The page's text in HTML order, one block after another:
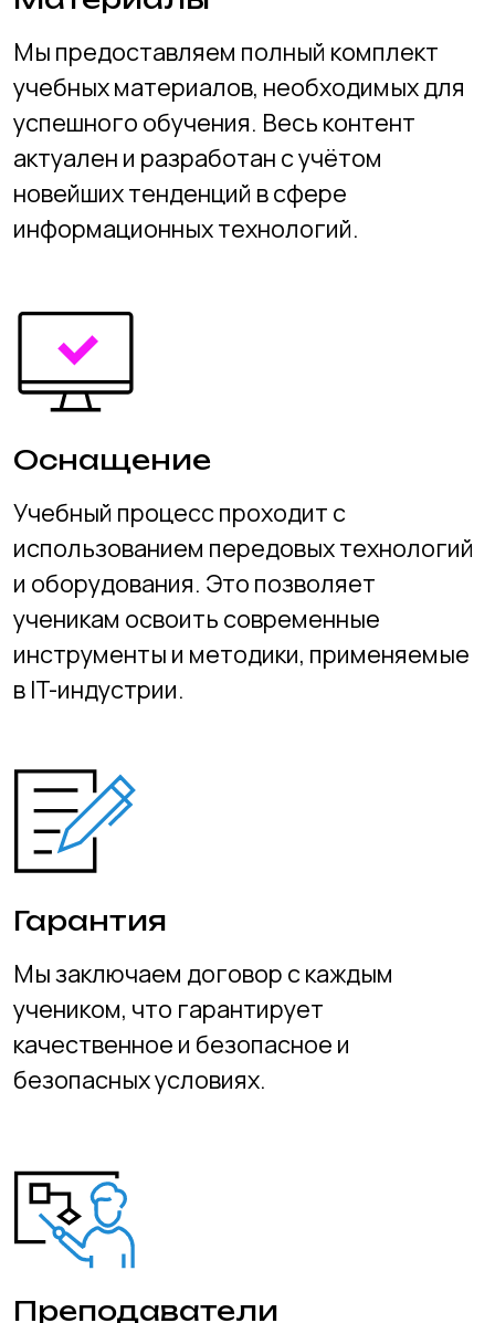
Практика
Основное внимание уделяется
практическим занятиям. Ученики
позволяет глубже понять и освоить
материал.
Поддержка
Каждый ученик получает внимание и
поддержку, что обеспечивает
максимальный прогресс. Наши
преподаватели адаптируют материалы
и методы обучения под потребности
Тесты
В течение учебного года проводятся
регулярные проверки знаний,
позволяющие ученикам и родителям
отслеживать прогресс. Это включает в
себя промежуточные тесты, курсовые
Проект